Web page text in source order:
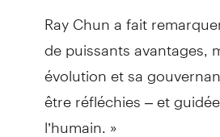
Ray Chun a fait
de puissants avantages,
évolution et sa
être réfléchies – et
l’humain. »